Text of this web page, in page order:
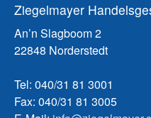
Ziegelmayer
An’n Slagboom 2
22848 Norderstedt
Tel: 040/31 81 3001
Fax: 040/31 81 3005